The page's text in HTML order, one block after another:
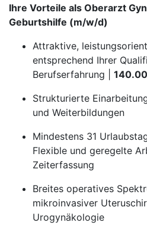
Ihre Vorteile als Oberarzt
Geburtshilfe (m/w/d)
Attraktive,
entsprechend Ihrer
Berufserfahrung |
Strukturierte
und Weiterbildungen
Mindestens 31
Flexible und geregelte
Zeiterfassung
Breites operatives
mikroinvasiver
Urogynäkologie